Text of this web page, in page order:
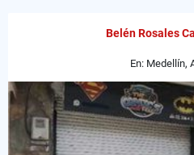
Belén Rosales
En: Medellín,